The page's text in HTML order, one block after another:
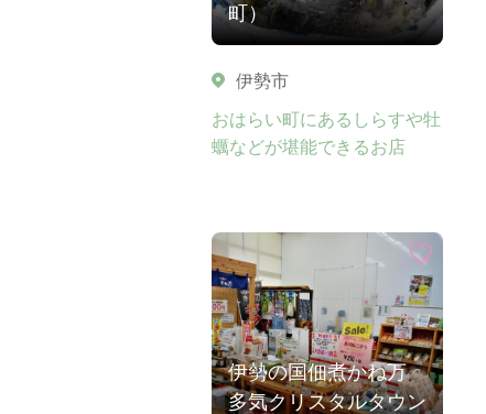
町）
伊勢市
おはらい町にあるしらすや牡
蠣などが堪能できるお店
伊勢の国佃煮かね万
多気クリスタルタウン